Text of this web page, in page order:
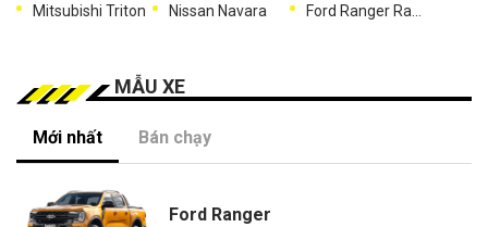
Mitsubishi Triton Nissan Navara
MẪU XE
Mới nhất Bán chạy
Ford Ranger